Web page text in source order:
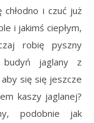
i czuć już
i jakimś ciepłym,
robię pyszny
budyń jaglany z
się się jeszcze
kaszy jaglanej?
podobnie jak